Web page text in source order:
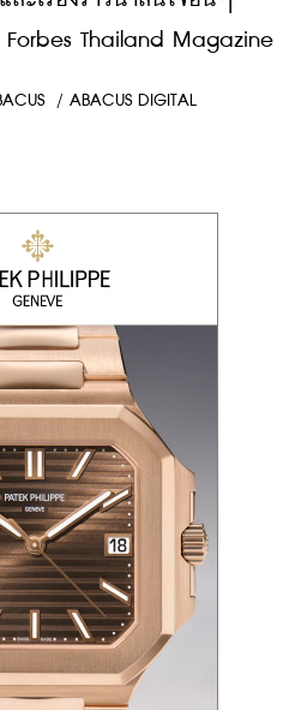
Thailand Magazine
/ ABACUS DIGITAL